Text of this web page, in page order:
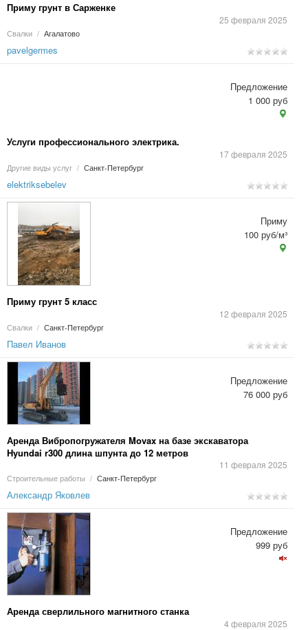
Приму грунт в Сарженке
25 февраля 2025
Свалки / Агалатово
pavelgermes
Услуги профессионального электрика.
17 февраля 2025
Другие виды услуг / Санкт-Петербург
Предложение
1 000 руб
elektriksebelev
Приму грунт 5 класс
12 февраля 2025
Свалки / Санкт-Петербург
Приму
100 руб/м³
Павел Иванов
Аренда Вибропогружателя Movax на базе экскаватора
Hyundai r300 длина шпунта до 12 метров
11 февраля 2025
Строительные работы / Санкт-Петербург
Предложение
76 000 руб
Александр Яковлев
Аренда сверлильного магнитного станка
4 февраля 2025
Предложение
999 руб